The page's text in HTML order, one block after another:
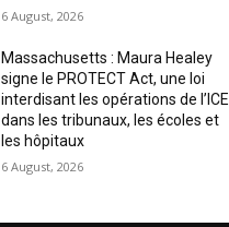
6 August, 2026
Massachusetts : Maura Healey
signe le PROTECT Act, une loi
interdisant les opérations de l’ICE
dans les tribunaux, les écoles et
les hôpitaux
6 August, 2026